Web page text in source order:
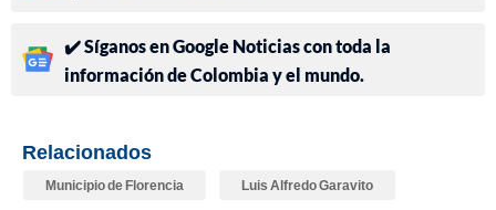
✔️ Síganos en Google Noticias con toda la
información de Colombia y el mundo.
Relacionados
Municipio de Florencia Luis Alfredo Garavito